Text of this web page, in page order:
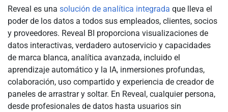
Reveal es una solución de analítica integrada que lleva el
poder de los datos a todos sus empleados, clientes, socios
y proveedores. Reveal BI proporciona visualizaciones de
datos interactivas, verdadero autoservicio y capacidades
de marca blanca, analítica avanzada, incluido el
aprendizaje automático y la IA, inmersiones profundas,
colaboración, uso compartido y experiencia de creador de
paneles de arrastrar y soltar. En Reveal, cualquier persona,
desde profesionales de datos hasta usuarios sin